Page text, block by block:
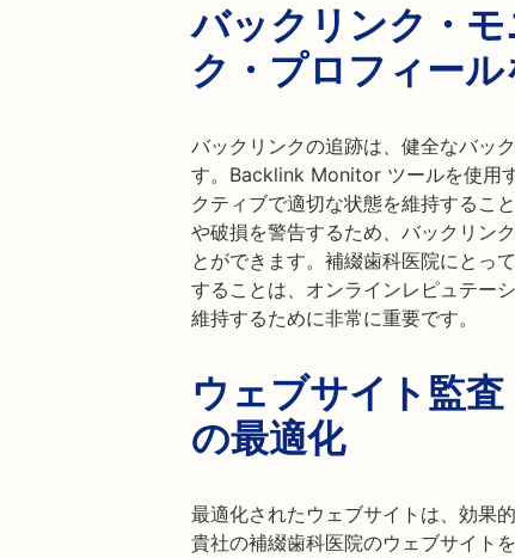
バックリンク・
ク・プロフィール
バックリンクの追跡は、健全なバッ
す。Backlink Monitor ツールを使用
クティブで適切な状態を維持するこ
や破損を警告するため、バックリン
とができます。補綴歯科医院にとっ
することは、オンラインレピュテー
維持するために非常に重要です。
ウェブサイト監
の最適化
最適化されたウェブサイトは、効果
貴社の補綴歯科医院のウェブサイト